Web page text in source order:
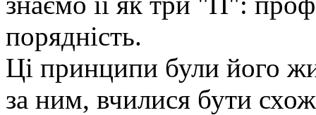
порядність.
Ці принципи були його
за ним, вчилися бути